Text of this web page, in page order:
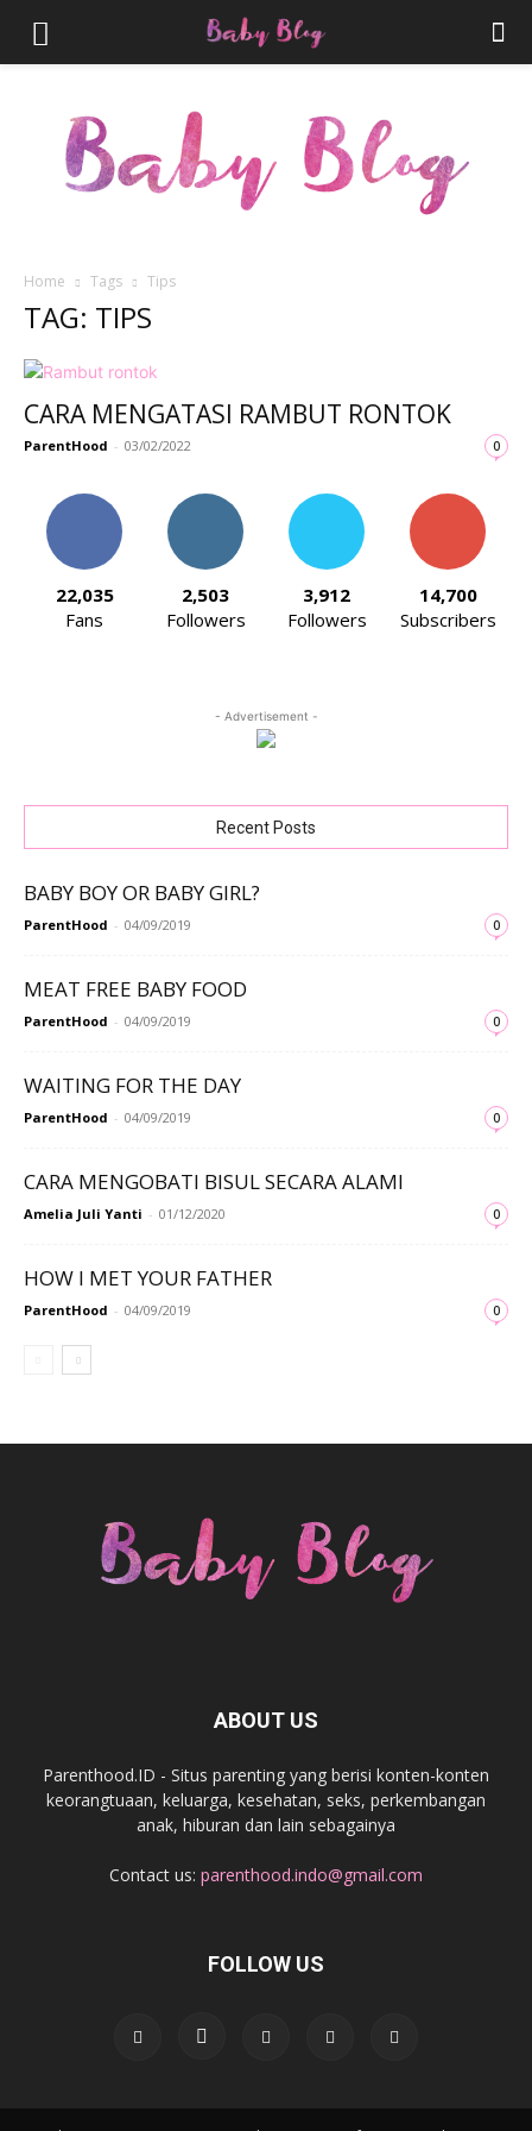
Home Tags Tips
TAG: TIPS
CARA MENGATASI RAMBUT RONTOK
ParentHood - 03/02/2022 0
22,035
Fans
2,503
Followers
3,912
Followers
14,700
Subscribers
- Advertisement -
Recent Posts
BABY BOY OR BABY GIRL?
ParentHood - 04/09/2019 0
MEAT FREE BABY FOOD
ParentHood - 04/09/2019 0
WAITING FOR THE DAY
ParentHood - 04/09/2019 0
CARA MENGOBATI BISUL SECARA ALAMI
Amelia Juli Yanti - 01/12/2020 0
HOW I MET YOUR FATHER
ParentHood - 04/09/2019 0
ABOUT US
Parenthood.ID - Situs parenting yang berisi konten-konten
keorangtuaan, keluarga, kesehatan, seks, perkembangan
anak, hiburan dan lain sebagainya
Contact us: parenthood.indo@gmail.com
FOLLOW US